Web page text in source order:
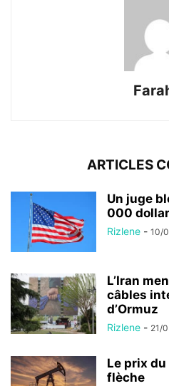
ARTICLES
Un juge
000
Rizlene - 10/
L’Iran
câbles
d’Ormuz
Rizlene - 21/
Le prix
flèche